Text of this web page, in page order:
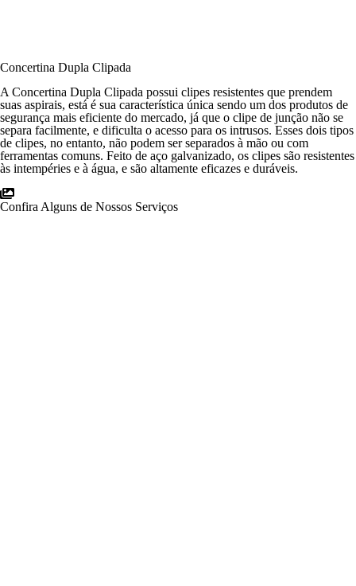
Concertina Dupla Clipada
A Concertina Dupla Clipada possui clipes resistentes que prendem
suas aspirais, está é sua característica única sendo um dos produtos de
segurança mais eficiente do mercado, já que o clipe de junção não se
separa facilmente, e dificulta o acesso para os intrusos. Esses dois tipos
de clipes, no entanto, não podem ser separados à mão ou com
ferramentas comuns. Feito de aço galvanizado, os clipes são resistentes
às intempéries e à água, e são altamente eficazes e duráveis.
Confira Alguns de Nossos Serviços